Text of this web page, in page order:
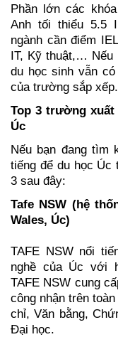
Phần lớn các
Anh tối thiểu 5.5
ngành cần điểm
IT, Kỹ thuật,… Nếu
du học sinh vẫn
của trường sắp xếp.
Top 3 trường xuất
Úc
Nếu bạn đang tìm
tiếng để du học Úc
3 sau đây:
Tafe NSW (hệ
Wales, Úc)
TAFE NSW nổi
nghề của Úc với
TAFE NSW cung
công nhận trên
chỉ, Văn bằng,
Đại học.